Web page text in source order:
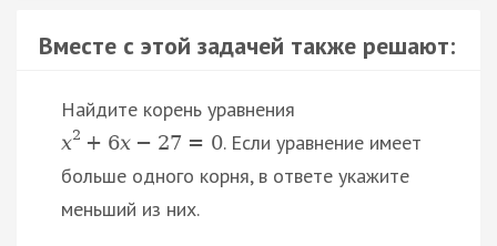
Вместе с этой задачей также решают:
Найдите корень уравнения
x2 + 6x − 27 = 0. Если уравнение имеет
больше одного корня, в ответе укажите
меньший из них.